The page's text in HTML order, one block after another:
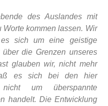
des Auslandes mit
kommen lassen. Wir
sich um eine geistige
die Grenzen unseres
glauben wir, nicht mehr
es sich bei den hier
nicht um überspannte
handelt. Die Entwicklung